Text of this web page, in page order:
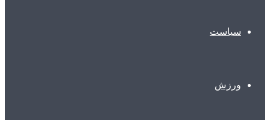
سیاست
ورزش